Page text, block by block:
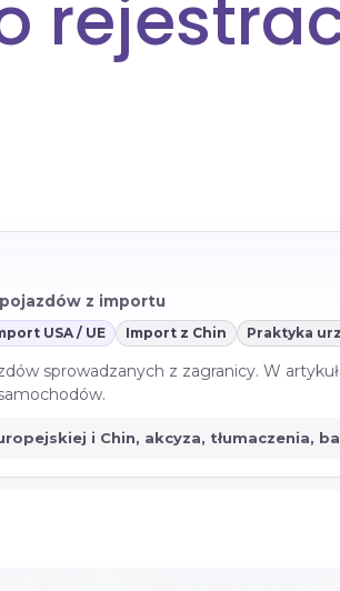
z importu
USA / UE Import z Chin Praktyka
sprowadzanych z zagranicy. W
i Chin, akcyza,